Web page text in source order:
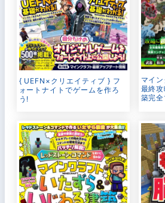
{ UEFN×クリエイティブ } フ
ォートナイトでゲームを作ろ
う!
マイ
最終
築完